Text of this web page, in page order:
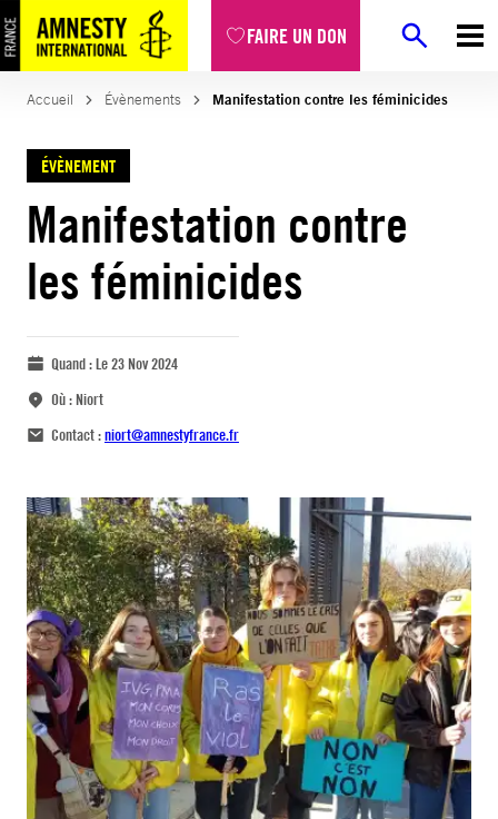
FAIRE UN DON
Accueil Évènements Manifestation contre les féminicides
ÉVÈNEMENT
Manifestation contre
les féminicides
Quand :Le 23 Nov 2024
Où :Niort
Contact :niort@amnestyfrance.fr